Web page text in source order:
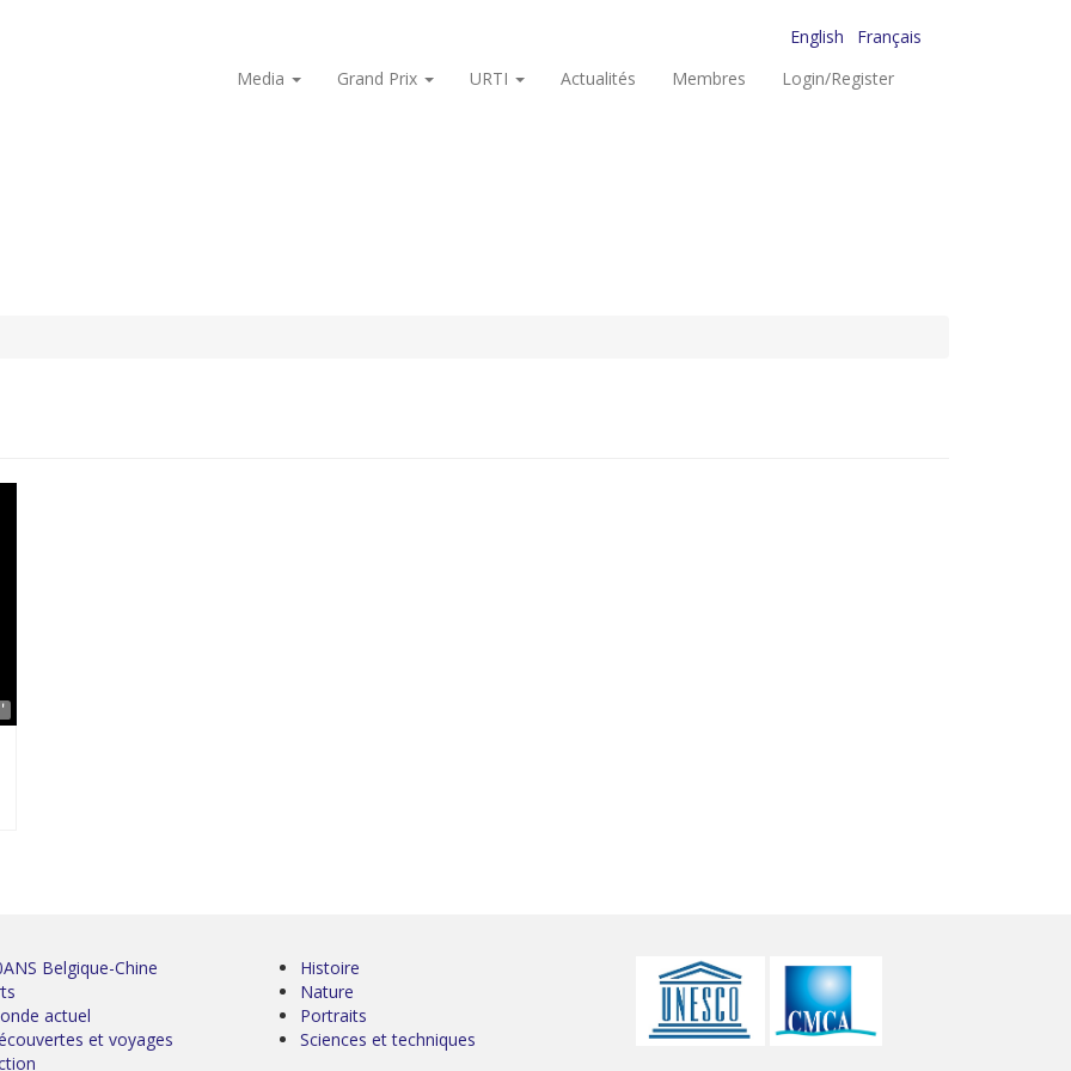
English
Français
Media
Grand Prix URTI Actualités Membres Login/Register
Belgique-Chine
actuel
et voyages
Histoire
Nature
Portraits
Sciences et techniques